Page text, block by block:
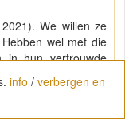
We willen ze
wel met die
in hun vertrouwde
lieve Milou, die
dit jaar (na 13,5
info / verbergen en